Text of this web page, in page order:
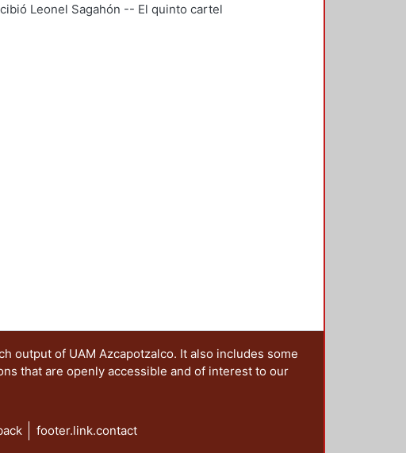
Moreno, Roberto; Maldonado López,
Leonel Sagahón -- El quinto cartel
output of UAM Azcapotzalco. It also includes some
that are openly accessible and of interest to our
footer.link.contact